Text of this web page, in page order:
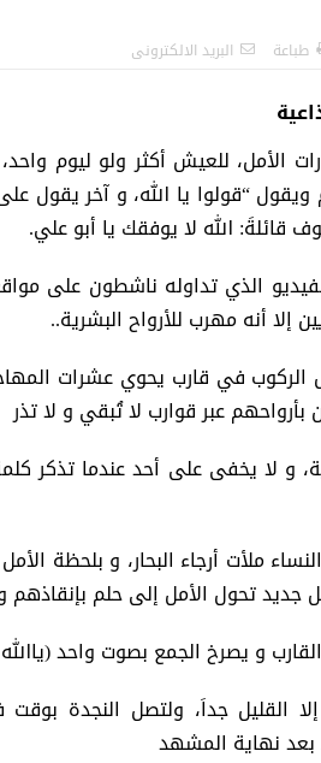
طباعة البريد الالكترونى
الأمل، للعيش أكثر ولو ليوم
ويقول “قولوا يا الله، و آخر
قائلةَ: الله لا يوفقك يا أبو علي.
الذي تداوله ناشطون على
أنه مهرب للأرواح البشرية..
الركوب في قارب يحوي عشرات
بأرواحهم عبر قوارب لا تُبقي و لا تذر
و لا يخفى على أحد عندما تذكر
ملأت أرجاء البحار، و بلحظة
جديد تحول الأمل إلى حلم
و يصرخ الجمع بصوت واحد
القليل جداَ، ولتصل النجدة بوقت
بعد نهاية المشهد
“شاهد بالصور”